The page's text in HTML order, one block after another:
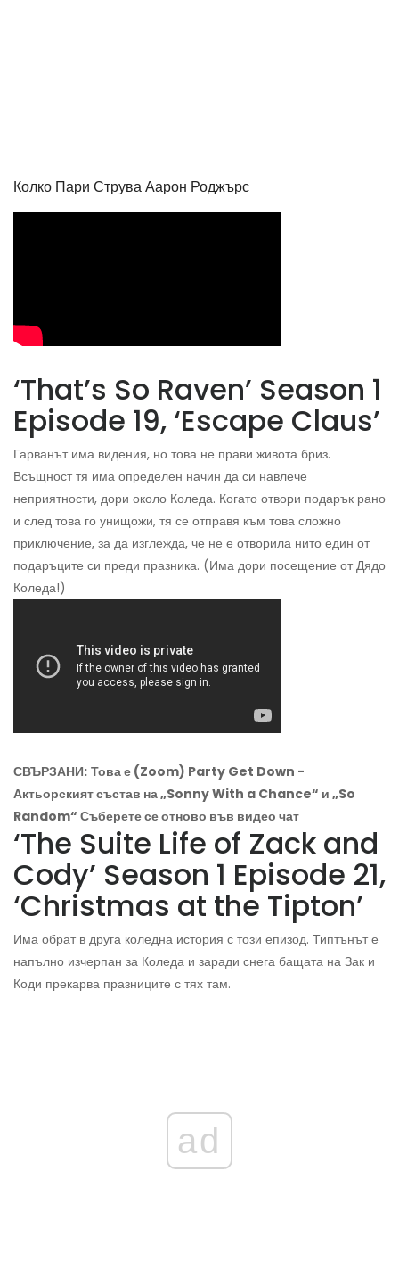
Колко Пари Струва Аарон Роджърс
‘That’s So Raven’ Season 1
Episode 19, ‘Escape Claus’
Гарванът има видения, но това не прави живота бриз.
Всъщност тя има определен начин да си навлече
неприятности, дори около Коледа. Когато отвори подарък рано
и след това го унищожи, тя се отправя към това сложно
приключение, за да изглежда, че не е отворила нито един от
подаръците си преди празника. (Има дори посещение от Дядо
Коледа!)
СВЪРЗАНИ: Това е (Zoom) Party Get Down -
Актьорският състав на „Sonny With a Chance“ и „So
Random“ Съберете се отново във видео чат
‘The Suite Life of Zack and
Cody’ Season 1 Episode 21,
‘Christmas at the Tipton’
Има обрат в друга коледна история с този епизод. Типтънът е
напълно изчерпан за Коледа и заради снега бащата на Зак и
Коди прекарва празниците с тях там.
ad